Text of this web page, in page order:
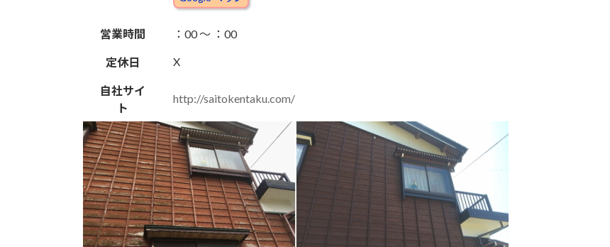
営業時間 ：00 ～ ：00
定休日 X
自社サイ
ト
http://saitokentaku.com/